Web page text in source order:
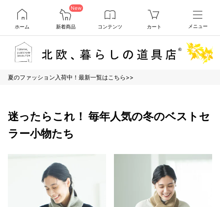
ホーム
New
新着商品 コンテンツ カート メニュー
夏のファッション入荷中！最新一覧はこちら>>
迷ったらこれ！ 毎年人気の冬のベストセ
ラー小物たち